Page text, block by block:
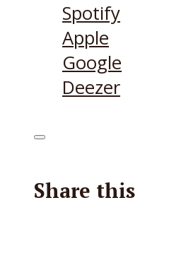
Spotify
Apple
Google
Deezer
Share this